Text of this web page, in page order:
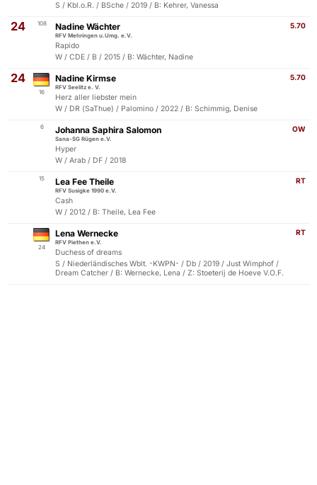
S / Kbl.o.R. / BSche / 2019 / B: Kehrer, Vanessa
24 108 5.70
Nadine Wächter
RFV Mehringen u.Umg. e.V.
Rapido
W / CDE / B / 2015 / B: Wächter, Nadine
24
16
5.70
Nadine Kirmse
RFV Seelitz e. V.
Herz aller liebster mein
W / DR (SaThue) / Palomino / 2022 / B: Schimmig, Denise
6 OW
Johanna Saphira Salomon
Sana-SG Rügen e.V.
Hyper
W / Arab / DF / 2018
15 RT
Lea Fee Theile
RFV Susigke 1990 e.V.
Cash
W / 2012 / B: Theile, Lea Fee
24
RT
Lena Wernecke
RFV Piethen e.V.
Duchess of dreams
S / Niederländisches Wblt. -KWPN- / Db / 2019 / Just Wimphof /
Dream Catcher / B: Wernecke, Lena / Z: Stoeterij de Hoeve V.O.F.